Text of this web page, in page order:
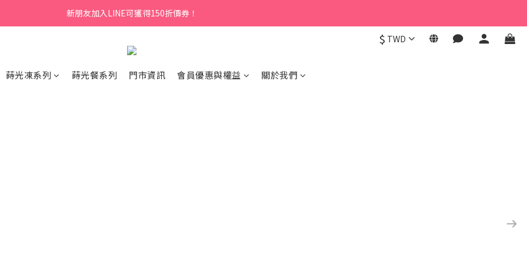
新朋友加入LINE可獲得150折價券！
$ TWD
蒔光凍系列 蒔光餐系列 門市資訊 會員優惠與權益 關於我們